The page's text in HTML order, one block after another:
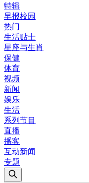
特辑
早报校园
热门
生活贴士
星座与生肖
保健
体育
视频
新闻
娱乐
生活
系列节目
直播
播客
互动新闻
专题